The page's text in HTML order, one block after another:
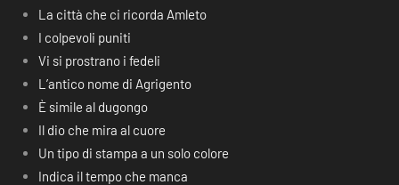
La città che ci ricorda Amleto
I colpevoli puniti
Vi si prostrano i fedeli
L’antico nome di Agrigento
È simile al dugongo
Il dio che mira al cuore
Un tipo di stampa a un solo colore
Indica il tempo che manca